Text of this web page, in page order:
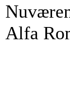
Alfa